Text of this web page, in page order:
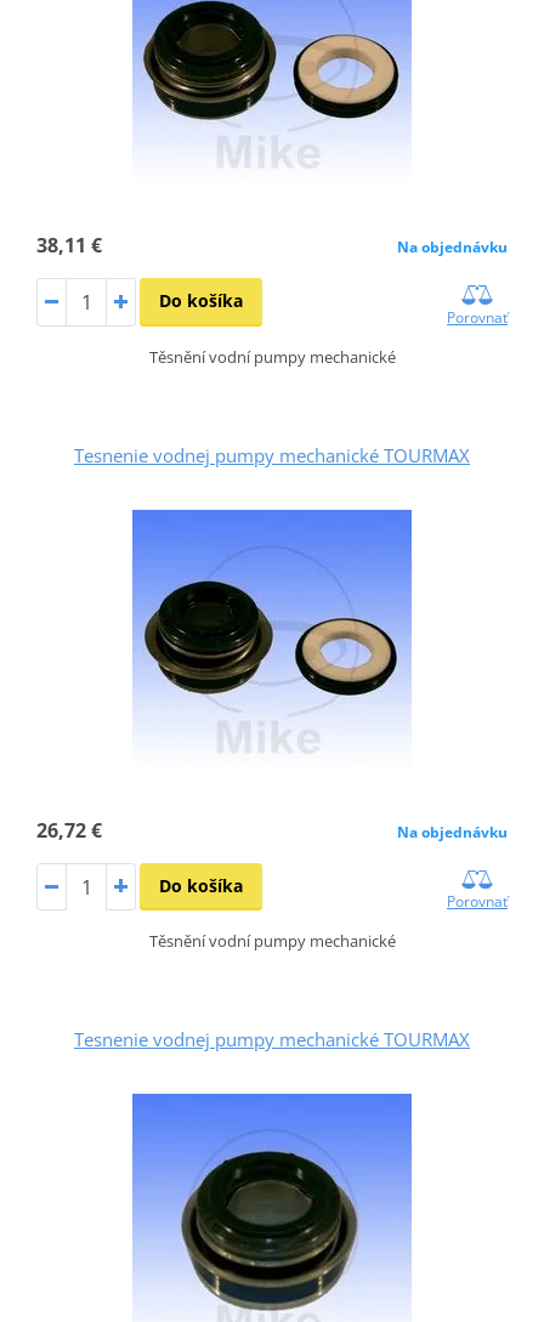
38,11 € Na objednávku
Do košíka
Porovnať
Těsnění vodní pumpy mechanické
Tesnenie vodnej pumpy mechanické TOURMAX
26,72 € Na objednávku
Do košíka
Porovnať
Těsnění vodní pumpy mechanické
Tesnenie vodnej pumpy mechanické TOURMAX